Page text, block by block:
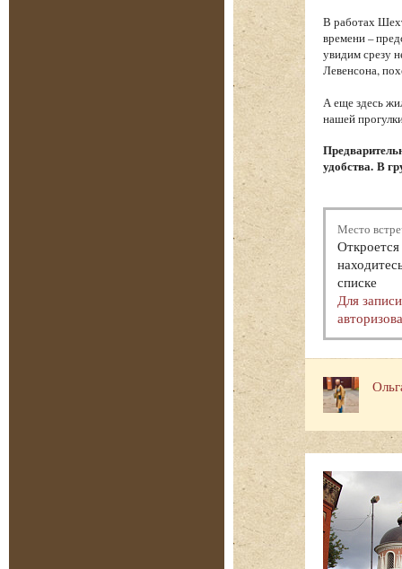
В работах
времени –
увидим срезу
Левенсона,
А еще здесь
нашей
удобства. В
Место
списке
Для